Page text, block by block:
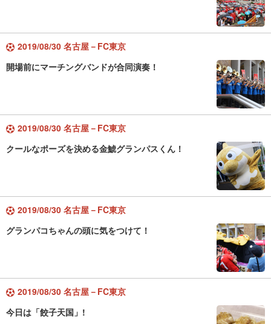
2019/08/30 名古屋－FC東京
開場前にマーチングバンドが合同演奏！
2019/08/30 名古屋－FC東京
クールなポーズを決める金鯱グランパスくん！
2019/08/30 名古屋－FC東京
グランパコちゃんの頭に気をつけて！
2019/08/30 名古屋－FC東京
今日は「餃子天国」!